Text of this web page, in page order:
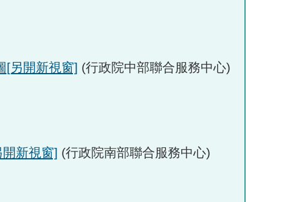
[另開新視窗] (行政院中部聯合服務中心)
開新視窗] (行政院南部聯合服務中心)